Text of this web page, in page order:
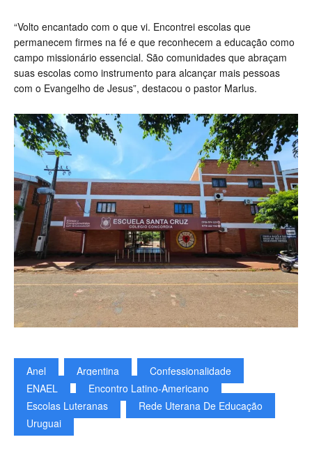
“Volto encantado com o que vi. Encontrei escolas que
permanecem firmes na fé e que reconhecem a educação como
campo missionário essencial. São comunidades que abraçam
suas escolas como instrumento para alcançar mais pessoas
com o Evangelho de Jesus”, destacou o pastor Marlus.
Anel Argentina
Confessionalidade
ENAEL
Encontro Latino-Americano
Escolas Luteranas
Rede Uterana De Educação
Uruguai